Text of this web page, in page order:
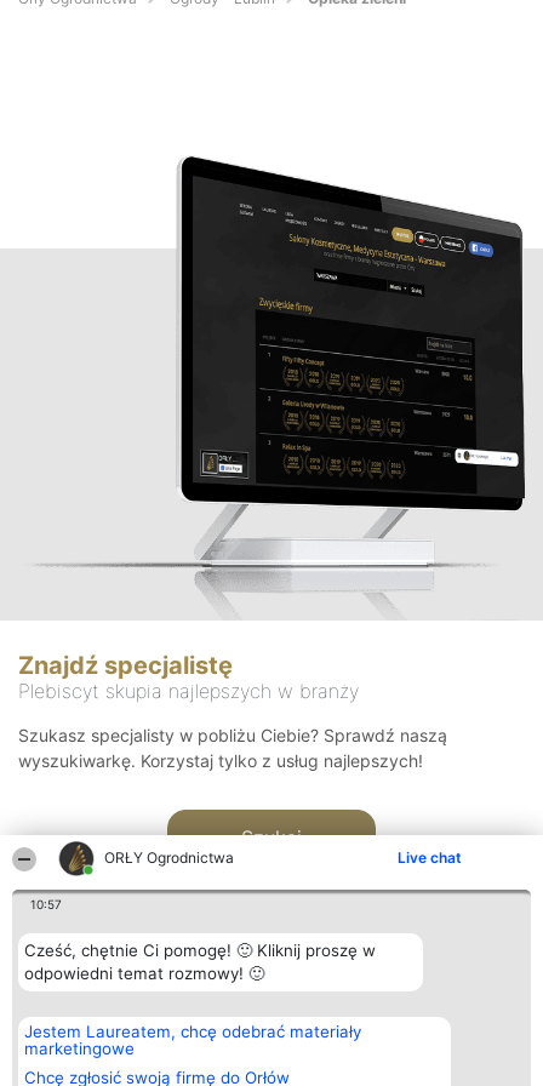
ORŁY Ogrodnictwa Live chat
10:57
Cześć, chętnie Ci pomogę! 🙂 Kliknij proszę w
odpowiedni temat rozmowy! 🙂
Jestem Laureatem, chcę odebrać materiały
marketingowe
Chcę zgłosić swoją firmę do Orłów
Znajdź specjalistę
Plebiscyt skupia najlepszych w branży
Szukasz specjalisty w pobliżu Ciebie? Sprawdź naszą
wyszukiwarkę. Korzystaj tylko z usług najlepszych!
Szukaj
Organizator plebiscytu
Bright Side Solutions sp. z o.
o. sp. k.
ul. Ruska 22
Plebiscyt
Laureaci
wszystkich
Kontakt
Kontakt